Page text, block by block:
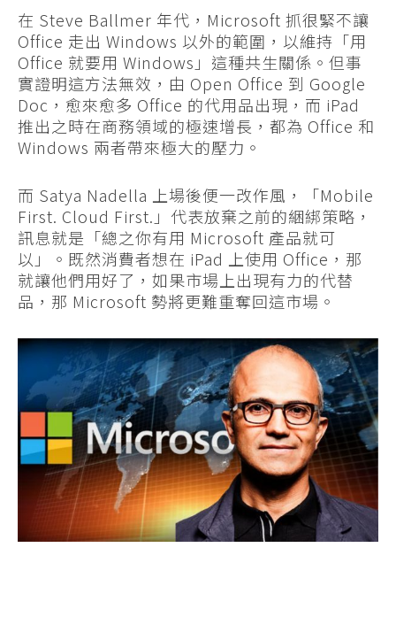
在 Steve Ballmer 年代，Microsoft 抓很緊不讓
Office 走出 Windows 以外的範圍，以維持「用
Office 就要用 Windows」這種共生關係。但事
實證明這方法無效，由 Open Office 到 Google
Doc，愈來愈多 Office 的代用品出現，而 iPad
推出之時在商務領域的極速增長，都為 Office 和
Windows 兩者帶來極大的壓力。
而 Satya Nadella 上場後便一改作風，「Mobile
First. Cloud First.」代表放棄之前的綑綁策略，
訊息就是「總之你有用 Microsoft 產品就可
以」。既然消費者想在 iPad 上使用 Office，那
就讓他們用好了，如果市場上出現有力的代替
品，那 Microsoft 勢將更難重奪回這市場。